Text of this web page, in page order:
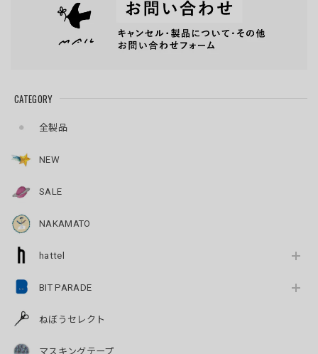
CATEGORY
全製品
NEW
SALE
NAKAMATO
hattel
BIT PARADE
ねぼうセレクト
マスキングテープ